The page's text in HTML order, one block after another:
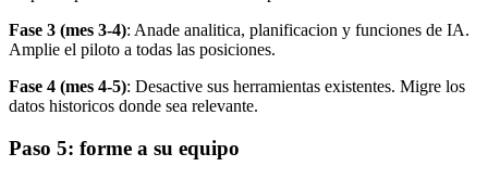
Fase 3 (mes 3-4): Anade analitica, planificacion y funciones de IA.
Amplie el piloto a todas las posiciones.
Fase 4 (mes 4-5): Desactive sus herramientas existentes. Migre los
datos historicos donde sea relevante.
Paso 5: forme a su equipo